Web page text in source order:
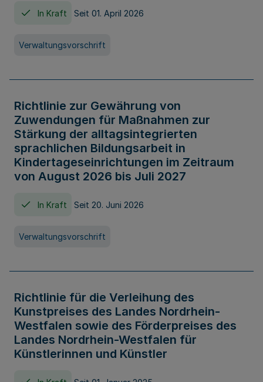
In Kraft Seit 01. April 2026
Verwaltungsvorschrift
Richtlinie zur Gewährung von
Zuwendungen für Maßnahmen zur
Stärkung der alltagsintegrierten
sprachlichen Bildungsarbeit in
Kindertageseinrichtungen im Zeitraum
von August 2026 bis Juli 2027
In Kraft Seit 20. Juni 2026
Verwaltungsvorschrift
Richtlinie für die Verleihung des
Kunstpreises des Landes Nordrhein-
Westfalen sowie des Förderpreises des
Landes Nordrhein-Westfalen für
Künstlerinnen und Künstler